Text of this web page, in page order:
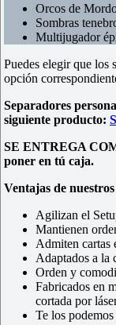
Orcos de
Sombras
Multijugador
Puedes elegir que los
opción
Separadores
siguiente producto:
SE ENTREGA
poner en tú caja.
Ventajas de
Agilizan el
Mantienen
Admiten cartas
Adaptados a la
Orden y
Fabricados en
cortada por
Te los